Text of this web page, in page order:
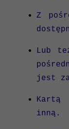
Z
Lub
jest
inną.